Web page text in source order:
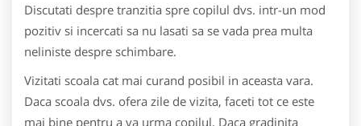
Discutati despre tranzitia spre copilul dvs. intr-un mod
pozitiv si incercati sa nu lasati sa se vada prea multa
neliniste despre schimbare.
Vizitati scoala cat mai curand posibil in aceasta vara.
Daca scoala dvs. ofera zile de vizita, faceti tot ce este
mai bine pentru a va urma copilul. Daca gradinita